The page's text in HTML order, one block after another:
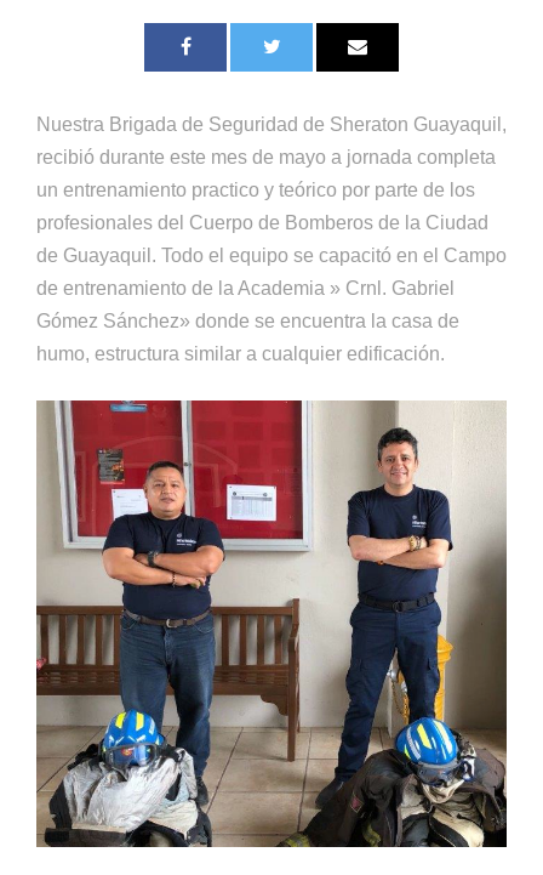
Nuestra Brigada de Seguridad de Sheraton Guayaquil,
recibió durante este mes de mayo a jornada completa
un entrenamiento practico y teórico por parte de los
profesionales del Cuerpo de Bomberos de la Ciudad
de Guayaquil. Todo el equipo se capacitó en el Campo
de entrenamiento de la Academia » Crnl. Gabriel
Gómez Sánchez» donde se encuentra la casa de
humo, estructura similar a cualquier edificación.